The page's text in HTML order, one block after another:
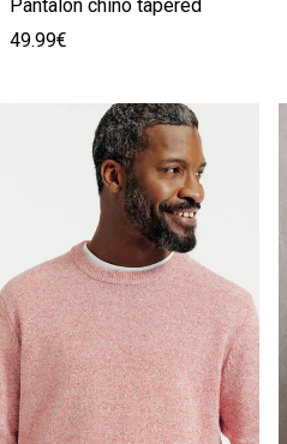
Pantalon chino tapered
49.99€